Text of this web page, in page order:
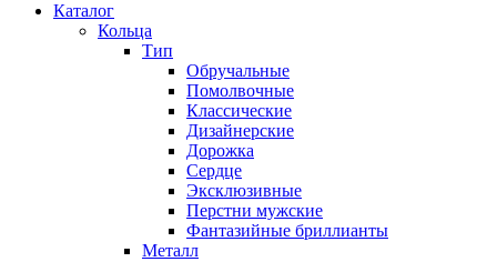
Каталог
Кольца
Тип
Обручальные
Помолвочные
Классические
Дизайнерские
Дорожка
Сердце
Эксклюзивные
Перстни мужские
Фантазийные бриллианты
Металл